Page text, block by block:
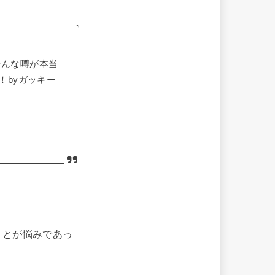
な噂が本当
byガッキー
が悩みであっ